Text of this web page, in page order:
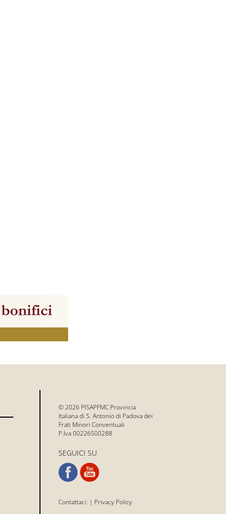
© 2026 PISAPFMC Provincia
Italiana di S. Antonio di Padova dei
Frati Minori Conventuali
P.Iva 00226500288
SEGUICI SU
Contattaci: | Privacy Policy